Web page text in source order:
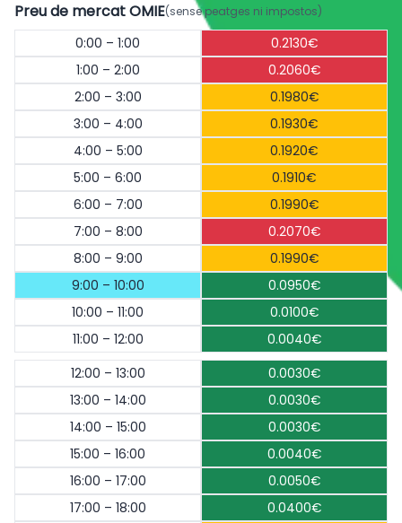
Preu de mercat OMIE(sense peatges ni impostos)
0:00 – 1:00
0.2130€
1:00 – 2:00
0.2060€
2:00 – 3:00
0.1980€
3:00 – 4:00
0.1930€
4:00 – 5:00
0.1920€
5:00 – 6:00
0.1910€
6:00 – 7:00
0.1990€
7:00 – 8:00
0.2070€
8:00 – 9:00
0.1990€
9:00 – 10:00
0.0950€
10:00 – 11:00
0.0100€
11:00 – 12:00
0.0040€
12:00 – 13:00
0.0030€
13:00 – 14:00
0.0030€
14:00 – 15:00
0.0030€
15:00 – 16:00
0.0040€
16:00 – 17:00
0.0050€
17:00 – 18:00
0.0400€